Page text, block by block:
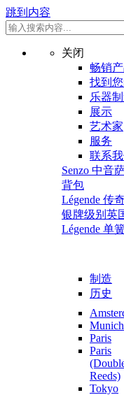
跳到内容
关闭
畅销
找到
乐器
展示
艺术家
服务
联系
Senzo 中音
背包
Légende 传
银牌级别英
Légende 单
制造
历史
Munich
Paris
Paris
Reeds)
Tokyo